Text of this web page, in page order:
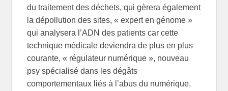
du traitement des déchets, qui gèrera également
la dépollution des sites, « expert en génome »
qui analysera l’ADN des patients car cette
technique médicale deviendra de plus en plus
courante, « régulateur numérique », nouveau
psy spécialisé dans les dégâts
comportementaux liés à l’abus du numérique,